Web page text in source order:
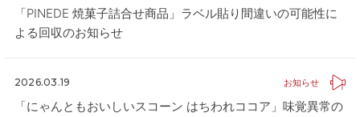
「PINEDE 焼菓子詰合せ商品」ラベル貼り間違いの可能性に
よる回収のお知らせ
お知らせ
2026.03.19
「にゃんともおいしいスコーン はちわれココア」味覚異常の